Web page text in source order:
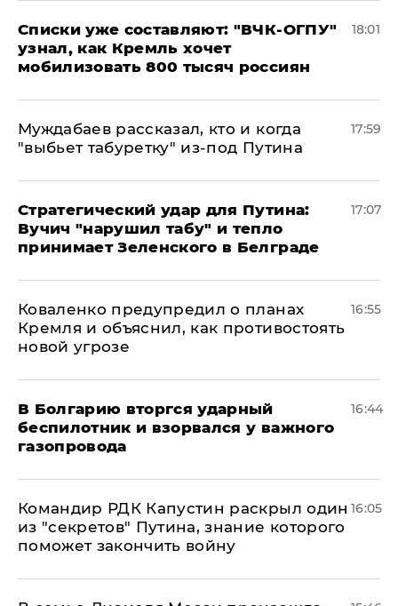
Списки уже составляют: "ВЧК-ОГПУ"
узнал, как Кремль хочет
мобилизовать 800 тысяч россиян
18:01
Муждабаев рассказал, кто и когда
"выбьет табуретку" из-под Путина
17:59
Стратегический удар для Путина:
Вучич "нарушил табу" и тепло
принимает Зеленского в Белграде
17:07
Коваленко предупредил о планах
Кремля и объяснил, как противостоять
новой угрозе
16:55
В Болгарию вторгся ударный
беспилотник и взорвался у важного
газопровода
16:44
Командир РДК Капустин раскрыл один
из "секретов" Путина, знание которого
поможет закончить войну
16:05